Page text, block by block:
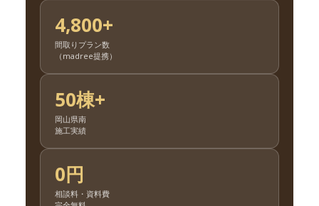
4,800+
間取りプラン数
（madree提携）
50棟+
岡山県南
施工実績
0円
相談料・資料費